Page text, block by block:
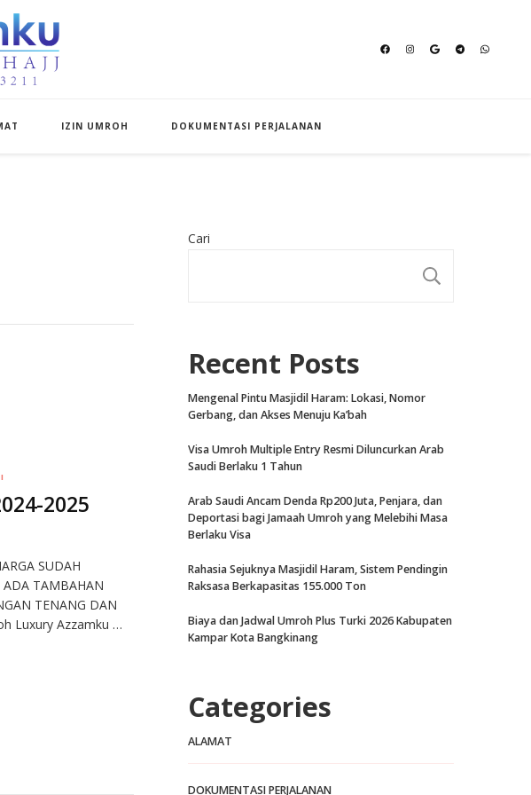
IZIN UMROH DOKUMENTASI PERJALANAN
2025
SUDAH
ADA TAMBAHAN
TENANG DAN
Luxury Azzamku …
Cari
Recent Posts
Mengenal Pintu Masjidil Haram: Lokasi, Nomor
Gerbang, dan Akses Menuju Ka’bah
Visa Umroh Multiple Entry Resmi Diluncurkan Arab
Saudi Berlaku 1 Tahun
Arab Saudi Ancam Denda Rp200 Juta, Penjara, dan
Deportasi bagi Jamaah Umroh yang Melebihi Masa
Berlaku Visa
Rahasia Sejuknya Masjidil Haram, Sistem Pendingin
Raksasa Berkapasitas 155.000 Ton
Biaya dan Jadwal Umroh Plus Turki 2026 Kabupaten
Kampar Kota Bangkinang
Categories
ALAMAT
DOKUMENTASI PERJALANAN